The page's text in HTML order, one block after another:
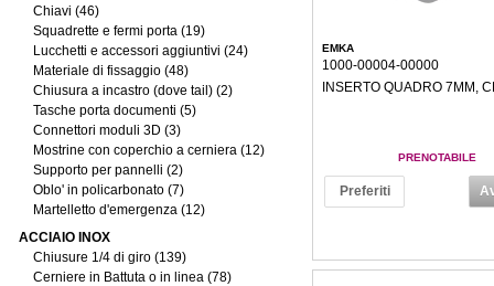
Chiavi (46)
Squadrette e fermi porta (19)
Lucchetti e accessori aggiuntivi (24)
Materiale di fissaggio (48)
Chiusura a incastro (dove tail) (2)
Tasche porta documenti (5)
Connettori moduli 3D (3)
Mostrine con coperchio a cerniera (12)
Supporto per pannelli (2)
Oblo' in policarbonato (7)
Martelletto d'emergenza (12)
ACCIAIO INOX
Chiusure 1/4 di giro (139)
Cerniere in Battuta o in linea (78)
EMKA
1000-00004-00000
INSERTO QUADRO 7MM,
PRENOTABILE
Preferiti